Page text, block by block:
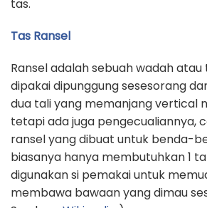
tas.
Tas Ransel
Ransel adalah sebuah wadah
dipakai dipunggung sesesorang
dua tali yang memanjang vertical
tetapi ada juga pengecualiannya,
ransel yang dibuat untuk benda-
biasanya hanya membutuhkan 1
digunakan si pemakai untuk
membawa bawaan yang dimau